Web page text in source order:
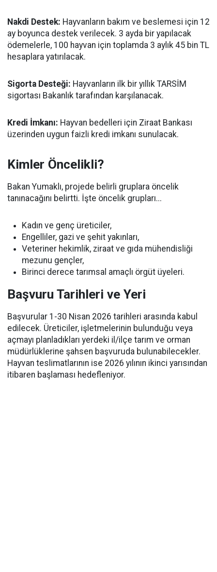
Nakdi Destek: Hayvanların bakım ve beslemesi için 12
ay boyunca destek verilecek. 3 ayda bir yapılacak
ödemelerle, 100 hayvan için toplamda 3 aylık 45 bin TL
hesaplara yatırılacak.
Sigorta Desteği: Hayvanların ilk bir yıllık TARSİM
sigortası Bakanlık tarafından karşılanacak.
Kredi İmkanı: Hayvan bedelleri için Ziraat Bankası
üzerinden uygun faizli kredi imkanı sunulacak.
Kimler Öncelikli?
Bakan Yumaklı, projede belirli gruplara öncelik
tanınacağını belirtti. İşte öncelik grupları...
Kadın ve genç üreticiler,
Engelliler, gazi ve şehit yakınları,
Veteriner hekimlik, ziraat ve gıda mühendisliği
mezunu gençler,
Birinci derece tarımsal amaçlı örgüt üyeleri.
Başvuru Tarihleri ve Yeri
Başvurular 1-30 Nisan 2026 tarihleri arasında kabul
edilecek. Üreticiler, işletmelerinin bulunduğu veya
açmayı planladıkları yerdeki il/ilçe tarım ve orman
müdürlüklerine şahsen başvuruda bulunabilecekler.
Hayvan teslimatlarının ise 2026 yılının ikinci yarısından
itibaren başlaması hedefleniyor.